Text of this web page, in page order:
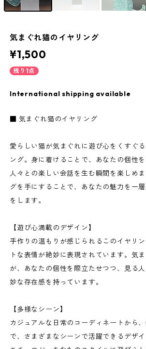
気まぐれ猫のイヤリング
¥1,500
残り1点
International shipping available
■ 気まぐれ猫のイヤリング
愛らしい猫が気まぐれに遊び心をくすぐ
ング。身に着けることで、あなたの個性
人々との楽しい会話を生む瞬間を楽しめ
グを手にすることで、あなたの魅力を一
をします。
【遊び心満載のデザイン】
手作りの温もりが感じられるこのイヤリ
トな表情が絶妙に表現されています。気
が、あなたの個性を際立たせつつ、見る
妙な存在感を持っています。
【多様なシーン】
カジュアルな日常のコーディネートから
で、さまざまなシーンで活躍できるデザ